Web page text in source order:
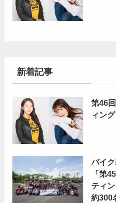
新着記事
第46
ィン
バイ
「第
ティ
約300